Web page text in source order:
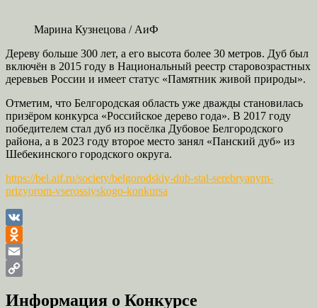
Марина Кузнецова / АиФ
Дереву больше 300 лет, а его высота более 30 метров. Дуб был
включён в 2015 году в Национальный реестр старовозрастных
деревьев России и имеет статус «Памятник живой природы».
Отметим, что Белгородская область уже дважды становилась
призёром конкурса «Российское дерево года». В 2017 году
победителем стал дуб из посёлка Дубовое Белгородского
района, а в 2023 году второе место занял «Панский дуб» из
Шебекинского городского округа.
https://bel.aif.ru/society/belgorodskiy-dub-stal-serebryanym-
prizyorom-vserossiyskogo-konkursa
VK
Odnoklassniki
Email
Link
Информация о Конкурсе